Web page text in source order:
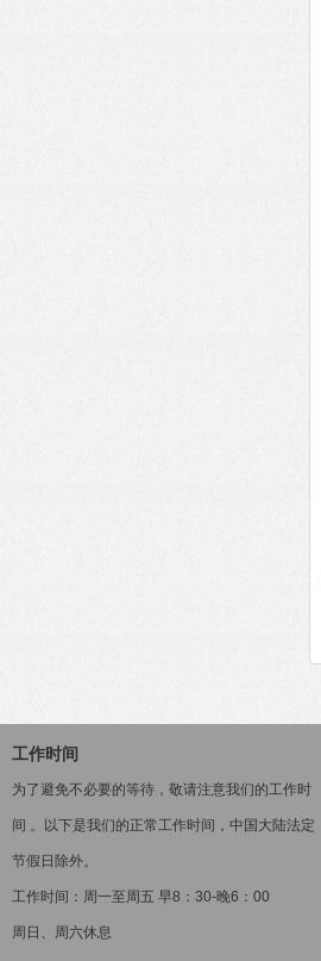
工作时间
为了避免不必要的等待，敬请注意我们的工作时
间 。以下是我们的正常工作时间，中国大陆法定
节假日除外。
工作时间：周一至周五 早8：30-晚6：00
周日、周六休息